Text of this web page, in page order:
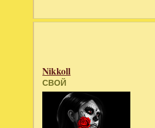
Nikkoll
СВОЙ